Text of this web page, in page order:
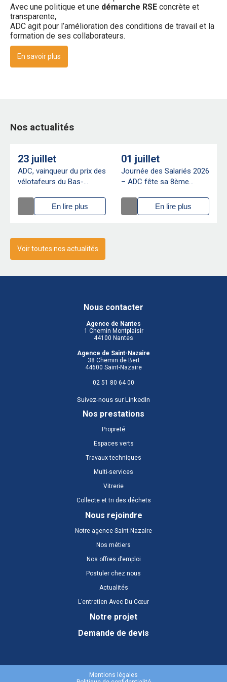
Avec une politique et une démarche RSE concrète et
transparente,
ADC agit pour l’amélioration des conditions de travail et la
formation de ses collaborateurs.
En savoir plus
Nos actualités
23 juillet
ADC, vainqueur du prix des
vélotafeurs du Bas-
En lire plus
01 juillet
Journée des Salariés 2026
– ADC fête sa 8ème
En lire plus
Voir toutes nos actualités
Nous contacter
Agence de Nantes
1 Chemin Montplaisir
44100 Nantes
Agence de Saint-Nazaire
38 Chemin de Bert
44600 Saint-Nazaire
02 51 80 64 00
Suivez-nous sur LinkedIn
Nos prestations
Propreté
Espaces verts
Travaux techniques
Multi-services
Vitrerie
Collecte et tri des déchets
Nous rejoindre
Notre agence Saint-Nazaire
Nos métiers
Nos offres d’emploi
Postuler chez nous
Actualités
L’entretien Avec Du Cœur
Notre projet
Demande de devis
Mentions légales